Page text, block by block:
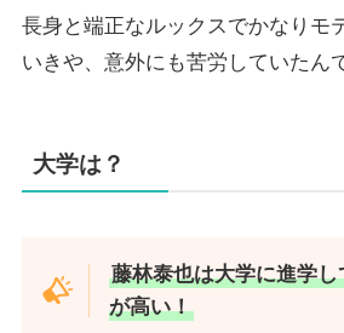
長身と端正なルックスでかなりモ
いきや、意外にも苦労していたん
大学は？
藤林泰也は大学に進学
が高い！